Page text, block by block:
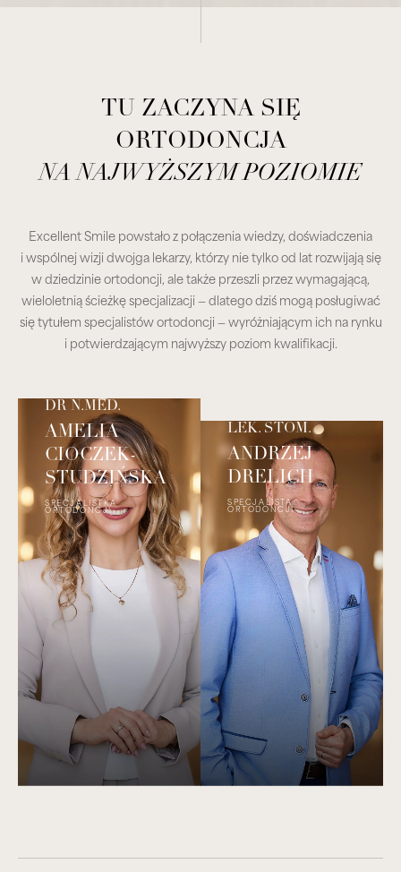
TU ZACZYNA SIĘ
ORTODONCJA
NA NAJWYŻSZYM POZIOMIE
Excellent Smile powstało z połączenia wiedzy, doświadczenia
i wspólnej wizji dwojga lekarzy, którzy nie tylko od lat rozwijają się
w dziedzinie ortodoncji, ale także przeszli przez wymagającą,
wieloletnią ścieżkę specjalizacji — dlatego dziś mogą posługiwać
się tytułem specjalistów ortodoncji — wyróżniającym ich na rynku
i potwierdzającym najwyższy poziom kwalifikacji.
DR N.MED.
AMELIA
CIOCZEK-
STUDZIŃSKA
SPECJALISTKA
ORTODONCJI
LEK. STOM.
ANDRZEJ
DRELICH
SPECJALISTA
ORTODONCJI